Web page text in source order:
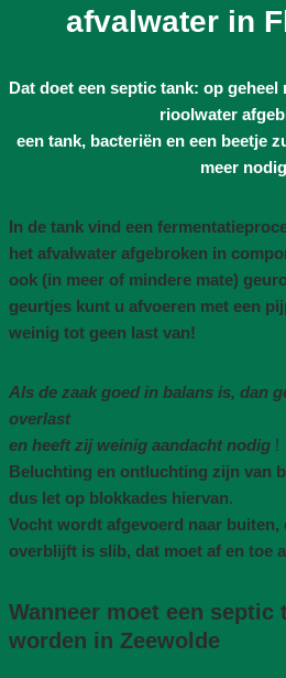
afvalwater in
Dat doet een septic tank: op
rioolwater
een tank, bacteriën en een beetje
meer
In de tank vind een
het afvalwater afgebroken in
ook (in meer of mindere mate)
geurtjes kunt u afvoeren met een
weinig tot geen last van!
Als de zaak goed in balans is, dan
overlast
en heeft zij weinig aandacht nodig !
Beluchting en ontluchting zijn van
dus let op blokkades hiervan.
Vocht wordt afgevoerd naar buiten,
overblijft is slib, dat moet af en toe
Wanneer moet een septic
worden in Zeewolde